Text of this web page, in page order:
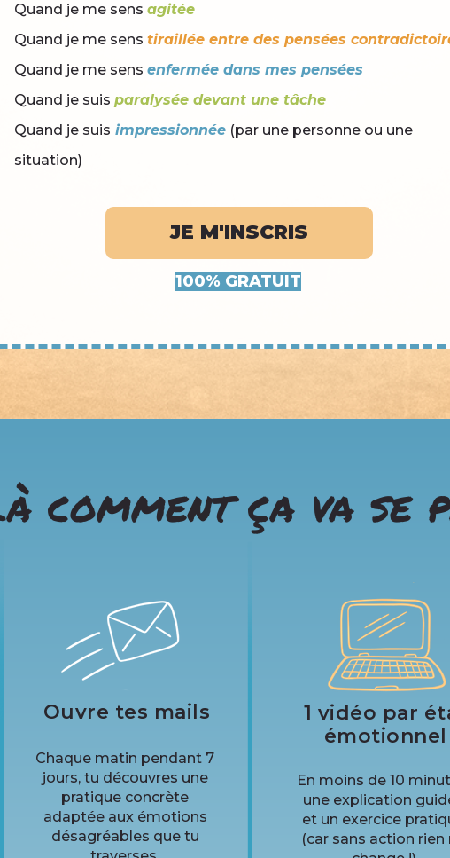
Ouvre tes mails
Chaque matin pendant 7
jours, tu découvres une
pratique concrète
adaptée aux émotions
désagréables que tu
1 vidéo par
émotionnel
En moins de 10
une explication
et un exercice
(car sans action rien
comment ça va se
Quand je me sens agitée
Quand je me sens tiraillée entre des pensées
Quand je me sens enfermée dans mes pensées
Quand je suis paralysée devant une tâche
Quand je suis impressionnée(par une personne ou une
situation)
JE M'INSCRIS
100% GRATUIT